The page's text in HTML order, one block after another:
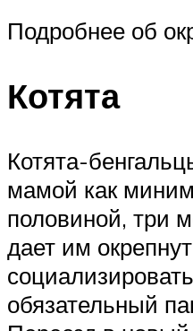
Подробнее об
Котята
Котята-
мамой как
половиной, три
дает им
обязательный